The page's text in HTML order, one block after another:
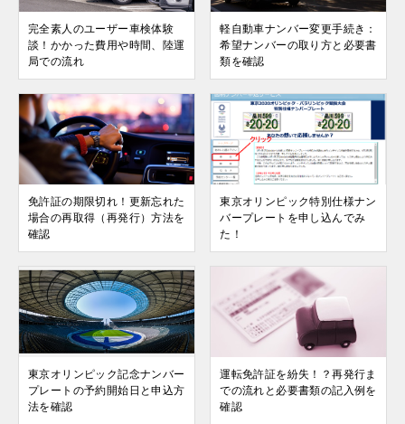
完全素人のユーザー車検体験
談！かかった費用や時間、陸運
局での流れ
軽自動車ナンバー変更手続き：
希望ナンバーの取り方と必要書
類を確認
免許証の期限切れ！更新忘れた
場合の再取得（再発行）方法を
確認
東京オリンピック特別仕様ナン
バープレートを申し込んでみ
た！
東京オリンピック記念ナンバー
プレートの予約開始日と申込方
法を確認
運転免許証を紛失！？再発行ま
での流れと必要書類の記入例を
確認